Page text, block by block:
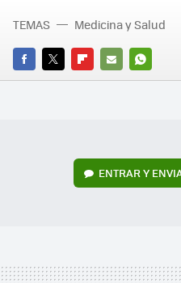
FACEBOOK
TWITTERFLIPBOARD
E-
TEMAS Medicina y Salud
ENTRAR Y